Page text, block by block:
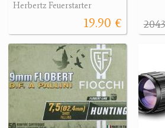
Herbertz Feuerstarter
19.90 €